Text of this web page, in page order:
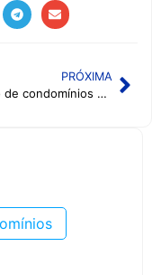
PRÓXIMA
Gestão de condomínios para administradoras, por que contratar?